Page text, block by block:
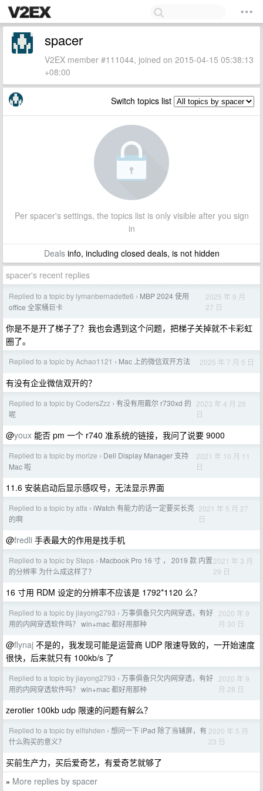
spacer
V2EX member #111044, joined on 2015-04-15 05:38:13
+08:00
Switch topics list
Per spacer's settings, the topics list is only visible after you sign
in
Dealsinfo, including closed deals, is not hidden
spacer's recent replies
Replied to a topic by lymanbernadette6 › MBP 2024 使用
office 全家桶巨卡
2025 年 9 月
27 日
你是不是开了梯子了？我也会遇到这个问题，把梯子关掉就不卡彩虹
圈了。
Replied to a topic by Achao1121 › Mac 上的微信双开方法 2025 年 7 月 5 日
有没有企业微信双开的？
Replied to a topic by CodersZzz › 有没有用戴尔 r730xd 的
呢
2023 年 4 月 26
日
@youx 能否 pm 一个 r740 准系统的链接，我问了说要 9000
Replied to a topic by morize › Dell Display Manager 支持
Mac 啦
2021 年 10 月 11
日
11.6 安装启动后显示感叹号，无法显示界面
Replied to a topic by atfa › iWatch 有能力的话一定要买长亮
的啊
2021 年 5 月 27
日
@fredli 手表最大的作用是找手机
Replied to a topic by Steps › Macbook Pro 16 寸 ， 2019 款 内置
的分辨率 为什么成这样了？
2021 年 3 月
29 日
16 寸用 RDM 设定的分辨率不应该是 1792*1120 么？
Replied to a topic by jiayong2793 › 万事俱备只欠内网穿透，有好
用的内网穿透软件吗？ win+mac 都好用那种
2020 年 9
月 30 日
@flynaj 不是的，我发现可能是运营商 UDP 限速导致的，一开始速度
很快，后来就只有 100kb/s 了
Replied to a topic by jiayong2793 › 万事俱备只欠内网穿透，有好
用的内网穿透软件吗？ win+mac 都好用那种
2020 年 9
月 28 日
zerotier 100kb udp 限速的问题有解么？
Replied to a topic by elfishden › 想问一下 iPad 除了当辅屏，有
什么购买的意义？
2020 年 5 月
23 日
买前生产力，买后爱奇艺，有爱奇艺就够了
» More replies by spacer